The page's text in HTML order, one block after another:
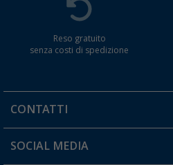
Reso gratuito
senza costi di spedizione
CONTATTI
Orari di apertura del servizio:
SOCIAL MEDIA